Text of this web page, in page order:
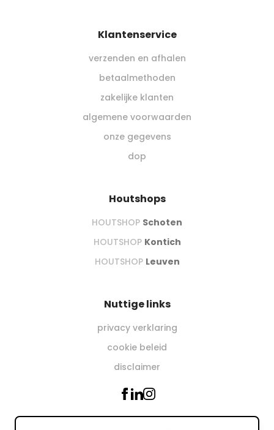
Klantenservice
verzenden en afhalen
betaalmethoden
zakelijke klanten
algemene voorwaarden
onze gegevens
dop
Houtshops
HOUTSHOP Schoten
HOUTSHOP Kontich
HOUTSHOP Leuven
Nuttige links
privacy verklaring
cookie beleid
disclaimer